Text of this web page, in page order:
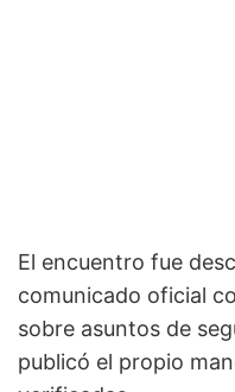
El encuentro fue
comunicado oficial
sobre asuntos de
publicó el propio